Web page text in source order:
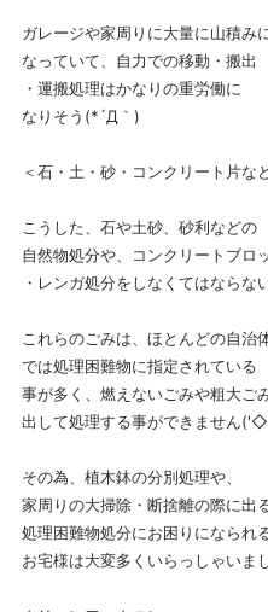
ガレージや家周りに大量に山積み
なっていて、自力での移動・搬出
・運搬処理はかなりの重労働に
なりそう(*´Д｀)
＜石・土・砂・コンクリート片な
こうした、石や土砂、砂利などの
自然物処分や、コンクリートブロ
・レンガ処分をしなくてはならな
これらのごみは、ほとんどの自治
では処理困難物に指定されている
事が多く、燃えないごみや粗大ご
出して処理する事ができません
その為、植木鉢の分別処理や、
家周りの大掃除・断捨離の際に出
処理困難物処分にお困りになられ
お宅様は大変多くいらっしゃいまし